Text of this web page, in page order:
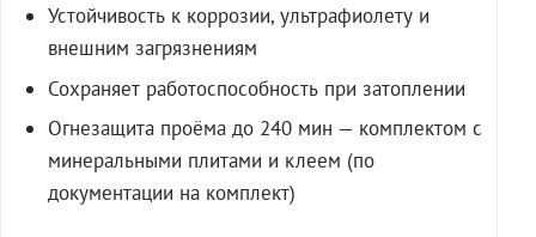
Устойчивость к коррозии, ультрафиолету и
внешним загрязнениям
Сохраняет работоспособность при затоплении
Огнезащита проёма до 240 мин — комплектом с
минеральными плитами и клеем (по
документации на комплект)